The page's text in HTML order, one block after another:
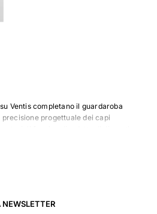
Ventis completano il guardaroba
progettuale dei capi
un uso quotidiano, pratico e
chi cerca accessori coerenti con